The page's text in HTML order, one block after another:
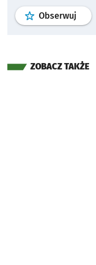
Obserwuj profil
ZOBACZ TAKŻE